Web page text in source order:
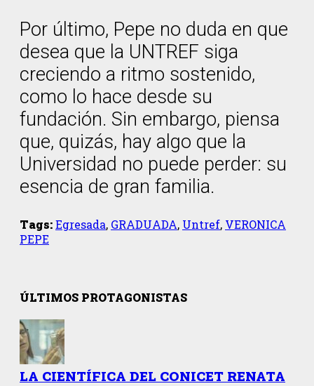
Por último, Pepe no duda en que
desea que la UNTREF siga
creciendo a ritmo sostenido,
como lo hace desde su
fundación. Sin embargo, piensa
que, quizás, hay algo que la
Universidad no puede perder: su
esencia de gran familia.
Tags:Egresada, GRADUADA, Untref, VERONICA
PEPE
ÚLTIMOS PROTAGONISTAS
LA CIENTÍFICA DEL CONICET RENATA